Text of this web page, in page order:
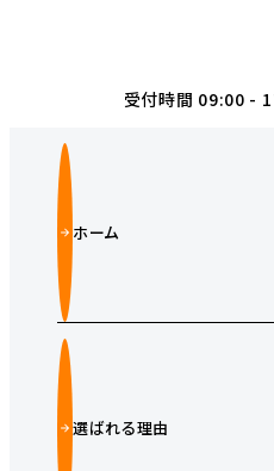
受付時間 09:00 -
ホーム
選ばれる理由